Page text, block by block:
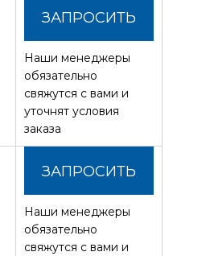
ЗАПРОСИТЬ
СТОИМОСТЬ
Наши менеджеры
обязательно
свяжутся с вами и
уточнят условия
заказа
ЗАПРОСИТЬ
СТОИМОСТЬ
Наши менеджеры
обязательно
свяжутся с вами и